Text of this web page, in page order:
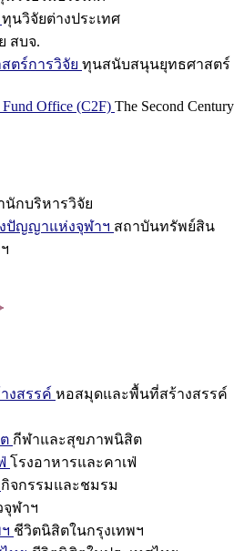
ทุนวิจัยต่างประเทศ
สบจ.
ตร์การวิจัย ทุนสนับสนุนยุทธศาสตร์
Fund Office (C2F) The Second Century
นักบริหารวิจัย
ปัญญาแห่งจุฬาฯ สถาบันทรัพย์สิน
งสรรค์ หอสมุดและพื้นที่สร้างสรรค์
กีฬาและสุขภาพนิสิต
โรงอาหารและคาเฟ่
กิจกรรมและชมรม
จุฬาฯ
ชีวิตนิสิตในกรุงเทพฯ